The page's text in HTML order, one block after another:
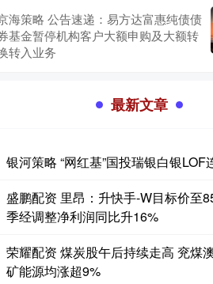
海策略 公告速递：易方达富惠纯债债
基金暂停机构客户大额申购及大额转
转入业务
最新文章
银河策略 “网红基”国投瑞银白银LOF
盛鹏配资 里昂：升快手-W目标价至
季经调整净利润同比升16%
荣耀配资 煤炭股午后持续走高 兖煤
矿能源均涨超9%